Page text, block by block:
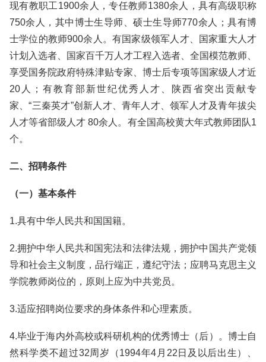
现有教职工1900余人，专任教师1380余人，具有高级职称
750余人，其中博士生导师、硕士生导师770余人；具有博
士学位的教师900余人。有国家级领军人才、国家重大人才
计划入选者、国家百千万人才工程入选者、全国模范教师、
享受国务院政府特殊津贴专家、博士后专项等国家级人才近
20人；有教育部新世纪优秀人才、陕西省突出贡献专
家、“三秦英才”创新人才、青年人才、领军人才及青年拔尖
人才等省部级人才 80余人。有全国高校黄大年式教师团队1
个。
二、招聘条件
（一）基本条件
1.具有中华人民共和国国籍。
2.拥护中华人民共和国宪法和法律法规，拥护中国共产党领
导和社会主义制度，品行端正，遵纪守法；应聘马克思主义
学院教师岗位的，原则上应为中共党员。
3.适应招聘岗位要求的身体条件和心理素质。
4.毕业于海内外高校或科研机构的优秀博士（后）。博士自
然科学类不超过32周岁（1994年4月22日及以后出生）、